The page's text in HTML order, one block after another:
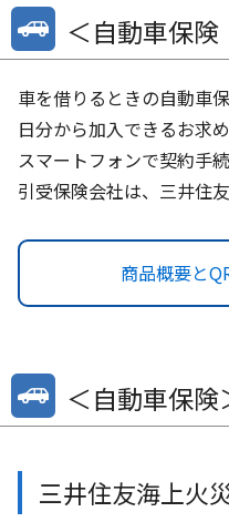
＜自動車保
車を借りるときの自動車
日分から加入できるお求
スマートフォンで契約手
引受保険会社は、三井住
商品概要と
＜自動車保険
三井住友海上火